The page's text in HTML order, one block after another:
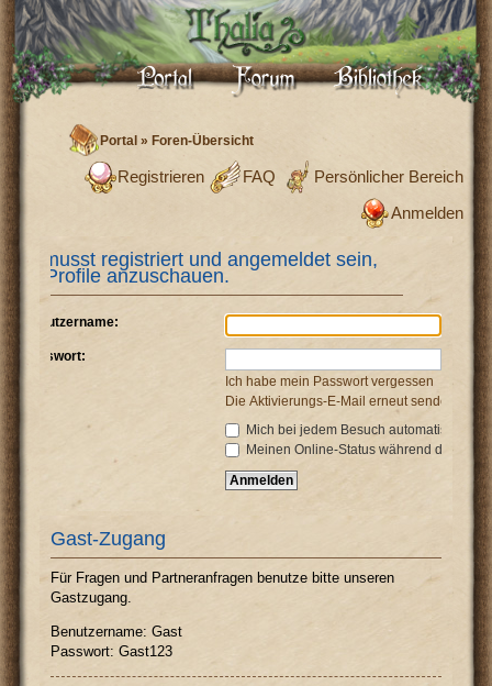
Portal »Foren-Übersicht
Persönlicher Bereich
FAQ
Registrieren
Anmelden
Du musst registriert und angemeldet sein,
um Profile anzuschauen.
Benutzername:
Passwort:
Ich habe mein Passwort vergessen
Die Aktivierungs-E-Mail erneut senden
Mich bei jedem Besuch automatisch
Meinen Online-Status während dieser
Gast-Zugang
Für Fragen und Partneranfragen benutze bitte unseren
Gastzugang.
Benutzername: Gast
Passwort: Gast123